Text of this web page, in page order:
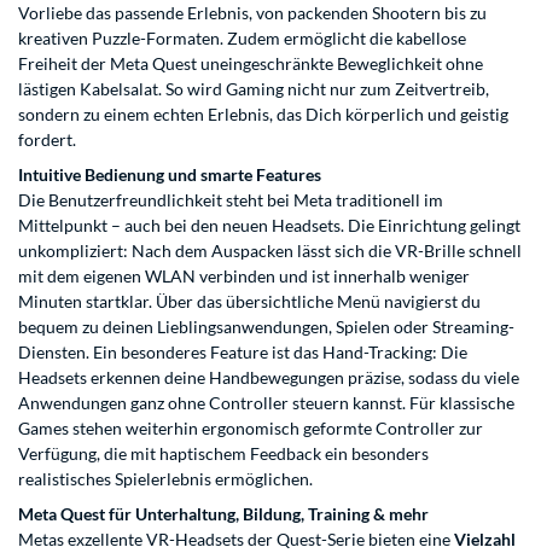
Vorliebe das passende Erlebnis, von packenden Shootern bis zu
kreativen Puzzle-Formaten. Zudem ermöglicht die kabellose
Freiheit der Meta Quest uneingeschränkte Beweglichkeit ohne
lästigen Kabelsalat. So wird Gaming nicht nur zum Zeitvertreib,
sondern zu einem echten Erlebnis, das Dich körperlich und geistig
fordert.
Intuitive Bedienung und smarte Features
Die Benutzerfreundlichkeit steht bei Meta traditionell im
Mittelpunkt – auch bei den neuen Headsets. Die Einrichtung gelingt
unkompliziert: Nach dem Auspacken lässt sich die VR-Brille schnell
mit dem eigenen WLAN verbinden und ist innerhalb weniger
Minuten startklar. Über das übersichtliche Menü navigierst du
bequem zu deinen Lieblingsanwendungen, Spielen oder Streaming-
Diensten. Ein besonderes Feature ist das Hand-Tracking: Die
Headsets erkennen deine Handbewegungen präzise, sodass du viele
Anwendungen ganz ohne Controller steuern kannst. Für klassische
Games stehen weiterhin ergonomisch geformte Controller zur
Verfügung, die mit haptischem Feedback ein besonders
realistisches Spielerlebnis ermöglichen.
Meta Quest für Unterhaltung, Bildung, Training & mehr
Metas exzellente VR-Headsets der Quest-Serie bieten eineVielzahl